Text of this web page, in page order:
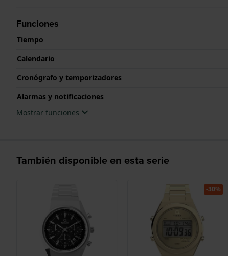
Funciones
Tiempo
Calendario
Cronógrafo y temporizadores
Alarmas y notificaciones
Mostrar funciones
También disponible en esta serie
-30%